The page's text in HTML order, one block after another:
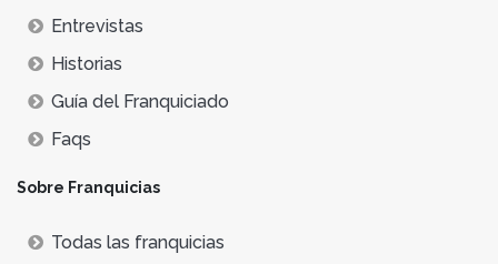
Entrevistas
Historias
Guía del Franquiciado
Faqs
Sobre Franquicias
Todas las franquicias